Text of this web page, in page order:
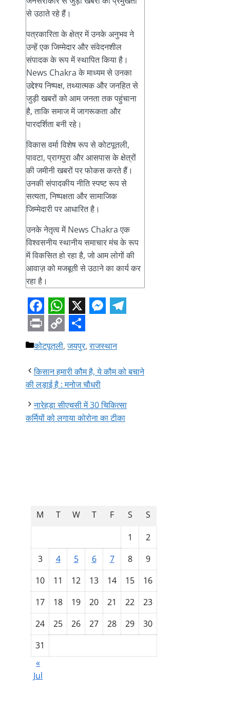
से उठाते रहे हैं।
पत्रकारिता के क्षेत्र में उनके अनुभव ने
उन्हें एक जिम्मेदार और संवेदनशील
संपादक के रूप में स्थापित किया है।
News Chakra के माध्यम से उनका
उद्देश्य निष्पक्ष, तथ्यात्मक और जनहित से
जुड़ी खबरों को आम जनता तक पहुंचाना
है, ताकि समाज में जागरूकता और
पारदर्शिता बनी रहे।
विकास वर्मा विशेष रूप से कोटपूतली,
पावटा, प्रागपुरा और आसपास के क्षेत्रों
की जमीनी खबरों पर फोकस करते हैं।
उनकी संपादकीय नीति स्पष्ट रूप से
सत्यता, निष्पक्षता और सामाजिक
जिम्मेदारी पर आधारित है।
उनके नेतृत्व में News Chakra एक
विश्वसनीय स्थानीय समाचार मंच के रूप
में विकसित हो रहा है, जो आम लोगों की
आवाज़ को मजबूती से उठाने का कार्य कर
रहा है।
Facebook
WhatsApp
X
PrintCopy
Link
Share
Categories
कोटपूतली,जयपुर,राजस्थान
किसान हमारी कौम है, ये कौम को बचाने
की लड़ाई है : मनोज चौधरी
नारेहड़ा सीएचसी में 30 चिकित्सा
कर्मियों को लगाया कोरोना का टीका
M T W T F S
S
1
2
3
4 5 6 7 8
9
10
11 12 13 14 15
16
17
18 19 20 21 22
23
24
25 26 27 28 29
30
31
«
Jul